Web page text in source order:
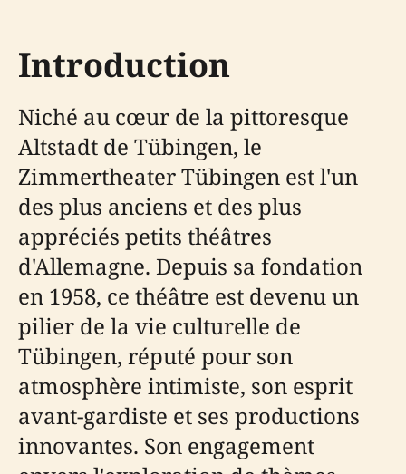
Introduction
Niché au cœur de la pittoresque
Altstadt de Tübingen, le
Zimmertheater Tübingen est l'un
des plus anciens et des plus
appréciés petits théâtres
d'Allemagne. Depuis sa fondation
en 1958, ce théâtre est devenu un
pilier de la vie culturelle de
Tübingen, réputé pour son
atmosphère intimiste, son esprit
avant-gardiste et ses productions
innovantes. Son engagement